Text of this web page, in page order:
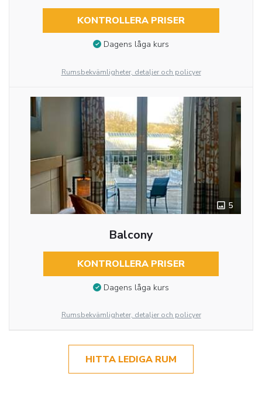
KONTROLLERA PRISER
Dagens låga kurs
Rumsbekvämligheter, detaljer och policyer
5
Balcony
KONTROLLERA PRISER
Dagens låga kurs
Rumsbekvämligheter, detaljer och policyer
HITTA LEDIGA RUM